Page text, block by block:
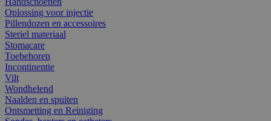
Oplossing voor injectie
Pillendozen en accessoires
Steriel materiaal
Stomacare
Toebehoren
Incontinentie
Vilt
Wondhelend
Naalden en spuiten
Ontsmetting en Reiniging